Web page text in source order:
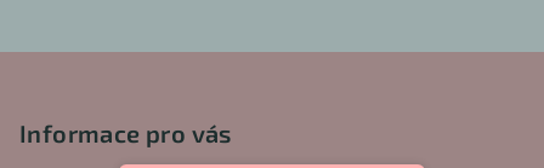
Informace pro vás